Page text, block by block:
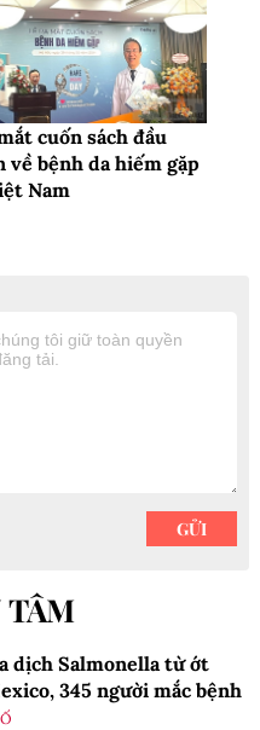
cuốn sách đầu
về bệnh da hiếm gặp
Nam
TÂM
dịch Salmonella từ ớt
345 người mắc bệnh